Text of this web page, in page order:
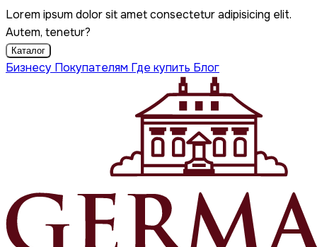
Lorem ipsum dolor sit amet consectetur adipisicing elit.
Autem, tenetur?
Каталог
Бизнесу Покупателям Где купить Блог